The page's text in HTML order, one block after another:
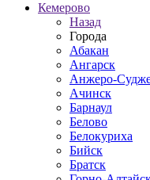
Кемерово
Назад
Города
Абакан
Ангарск
Анжеро-
Ачинск
Барнаул
Белово
Белокуриха
Бийск
Братск